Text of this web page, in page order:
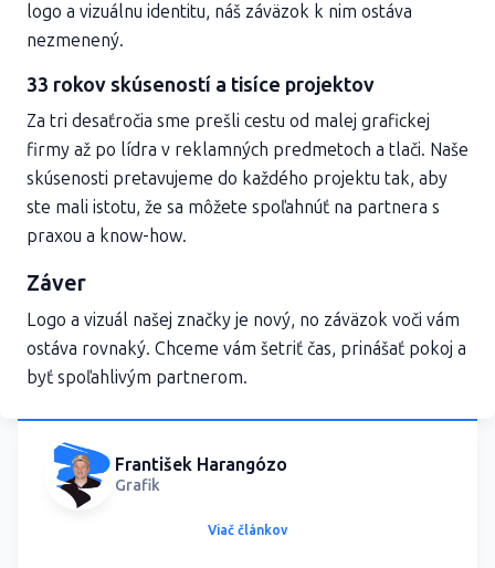
logo a vizuálnu identitu, náš záväzok k nim ostáva
nezmenený.
33 rokov skúseností a tisíce projektov
Za tri desaťročia sme prešli cestu od malej grafickej
firmy až po lídra v reklamných predmetoch a tlači. Naše
skúsenosti pretavujeme do každého projektu tak, aby
ste mali istotu, že sa môžete spoľahnúť na partnera s
praxou a know-how.
Záver
Logo a vizuál našej značky je nový, no záväzok voči vám
ostáva rovnaký. Chceme vám šetriť čas, prinášať pokoj a
byť spoľahlivým partnerom.
František Harangózo
Grafik
Viač článkov